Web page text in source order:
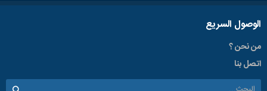
الوصول السریع
من نحن ؟
اتصل بنا